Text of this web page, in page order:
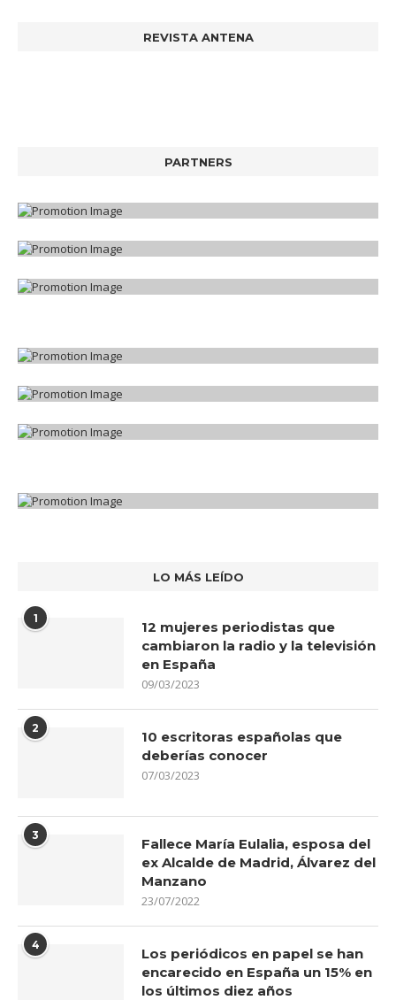
REVISTA ANTENA
PARTNERS
LO MÁS LEÍDO
1
12 mujeres periodistas que
cambiaron la radio y la televisión
en España
09/03/2023
2
10 escritoras españolas que
deberías conocer
07/03/2023
3
Fallece María Eulalia, esposa del
ex Alcalde de Madrid, Álvarez del
Manzano
23/07/2022
4
Los periódicos en papel se han
encarecido en España un 15% en
los últimos diez años